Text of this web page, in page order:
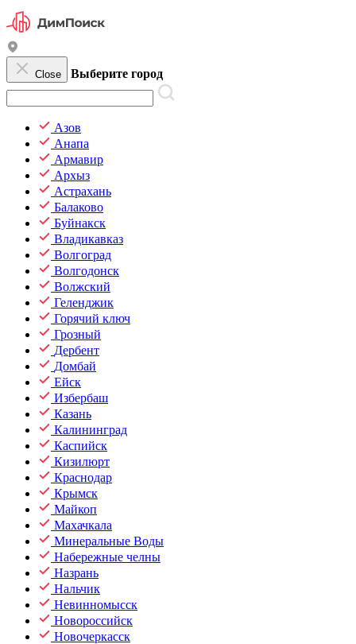
Close Выберите город
Азов
Анапа
Армавир
Архыз
Астрахань
Балаково
Буйнакск
Владикавказ
Волгоград
Волгодонск
Волжский
Геленджик
Горячий ключ
Грозный
Дербент
Домбай
Ейск
Избербаш
Казань
Калининград
Каспийск
Кизилюрт
Краснодар
Крымск
Майкоп
Махачкала
Минеральные Воды
Набережные челны
Назрань
Нальчик
Невинномысск
Новороссийск
Новочеркасск